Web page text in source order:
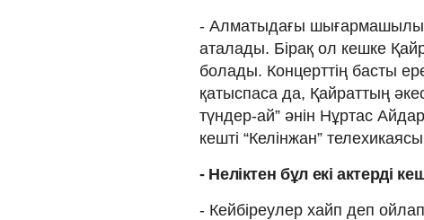
- Алматыдағы
аталады. Бірақ ол кешке
болады. Концерттің басты
қатыспаса да, Қайраттың
түндер-ай” әнін Нұртас
кешті “Келінжан”
- Неліктен бұл екі актерді
- Кейбіреулер хайп деп